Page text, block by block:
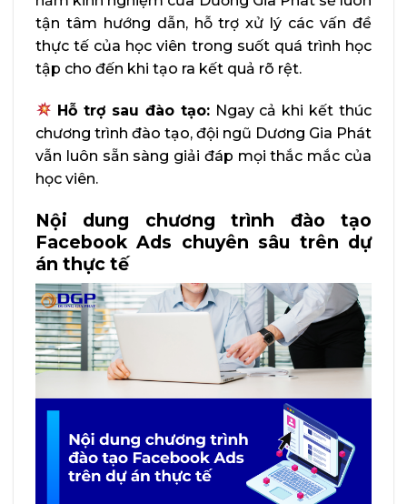
tận tâm hướng dẫn, hỗ trợ xử lý các vấn đề
thực tế của học viên trong suốt quá trình học
tập cho đến khi tạo ra kết quả rõ rệt.
Hỗ trợ sau đào tạo:Ngay cả khi kết thúc
chương trình đào tạo, đội ngũ Dương Gia Phát
vẫn luôn sẵn sàng giải đáp mọi thắc mắc của
học viên.
Nội dung chương trình đào tạo
Facebook Ads chuyên sâu trên dự
án thực tế